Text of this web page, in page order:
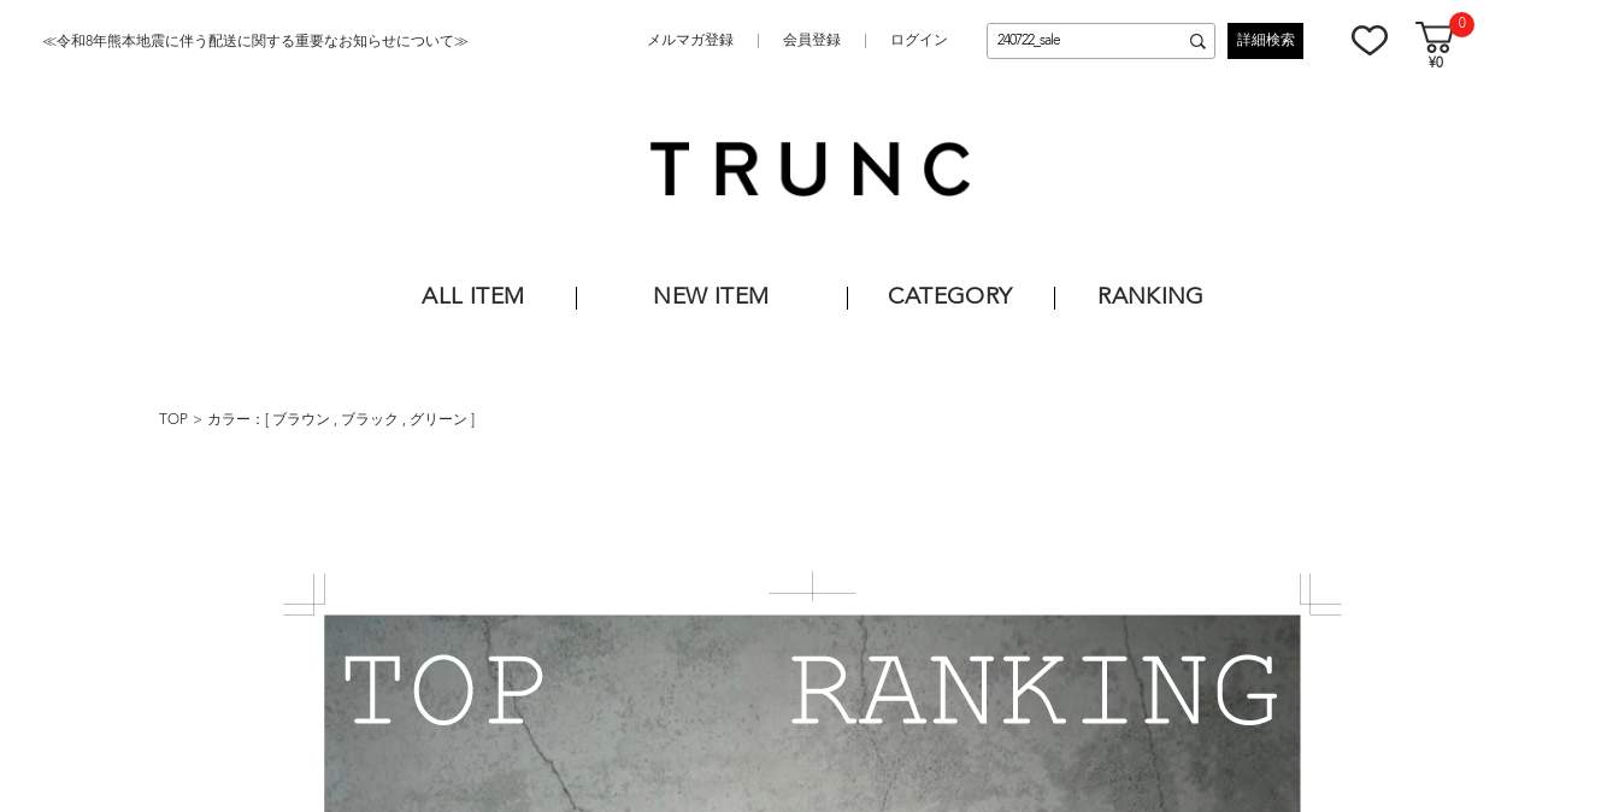
≪令和8年熊本地震に伴う配送に関する重要なお知らせについて≫ メルマガ登録 会員登録 ログイン 詳細検索
0
¥0
ALL ITEM NEW ITEM CATEGORY RANKING
TOP カラー：[ ブラウン , ブラック , グリーン